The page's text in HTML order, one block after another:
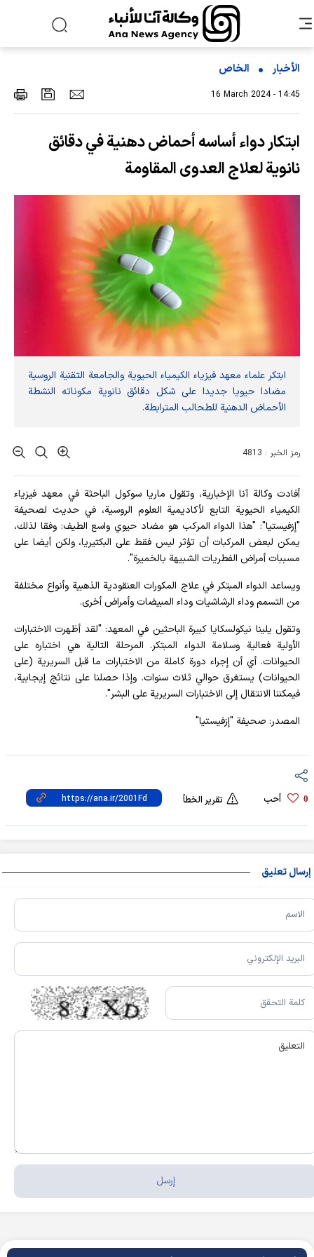
الأخبار الخاص
16 March 2024 - 14:45
ابتكار دواء أساسه أحماض دهنية في دقائق
نانوية لعلاج العدوى المقاومة
ابتكر علماء معهد فيزياء الكيمياء الحيوية والجامعة التقنية الروسية
مضادا حيويا جديدا على شكل دقائق نانوية مكوناته النشطة
الأحماض الدهنية للطحالب المترابطة.
رمز الخبر : 4813
أفادت وکالة آنا الإخباریة، وتقول ماريا سوكول الباحثة في معهد فيزياء
الكيمياء الحيوية التابع لأكاديمية العلوم الروسية، في حديث لصحيفة
"إزفيستيا": "هذا الدواء المركب هو مضاد حيوي واسع الطيف: وفقا لذلك،
يمكن لبعض المركبات أن تؤثر ليس فقط على البكتيريا، ولكن أيضا على
مسببات أمراض الفطريات الشبيهة بالخميرة".
ويساعد الدواء المبتكر في علاج المكورات العنقودية الذهبية وأنواع مختلفة
من التسمم وداء الرشاشيات وداء المبيضات وأمراض أخرى.
وتقول يلينا نيكولسكايا كبيرة الباحثين في المعهد: "لقد أظهرت الاختبارات
الأولية فعالية وسلامة الدواء المبتكر. المرحلة التالية هي اختباره على
الحيوانات. أي أن إجراء دورة كاملة من الاختبارات ما قبل السريرية (على
الحيوانات) يستغرق حوالي ثلاث سنوات. وإذا حصلنا على نتائج إيجابية،
فيمكننا الانتقال إلى الاختبارات السريرية على البشر".
المصدر: صحيفة "إزفيستيا"
0 أحب تقرير الخطأ
إرسال تعليق